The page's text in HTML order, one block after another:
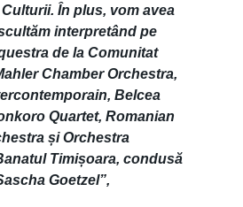
În plus, vom avea
interpretând pe
de la Comunitat
Chamber Orchestra,
Belcea
Quartet, Romanian
și Orchestra
Timișoara, condusă
Goetzel”,